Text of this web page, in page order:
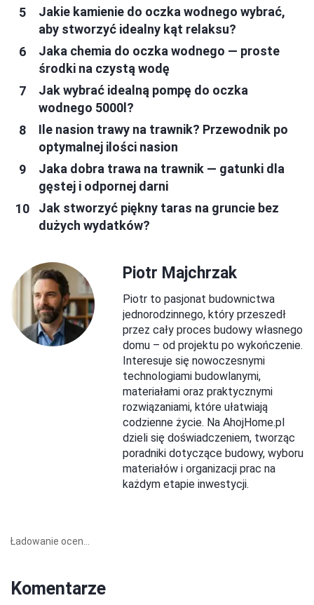
Jakie kamienie do oczka wodnego wybrać,
aby stworzyć idealny kąt relaksu?
Jaka chemia do oczka wodnego — proste
środki na czystą wodę
Jak wybrać idealną pompę do oczka
wodnego 5000l?
Ile nasion trawy na trawnik? Przewodnik po
optymalnej ilości nasion
Jaka dobra trawa na trawnik — gatunki dla
gęstej i odpornej darni
Jak stworzyć piękny taras na gruncie bez
dużych wydatków?
Piotr Majchrzak
Piotr to pasjonat budownictwa
jednorodzinnego, który przeszedł
przez cały proces budowy własnego
domu – od projektu po wykończenie.
Interesuje się nowoczesnymi
technologiami budowlanymi,
materiałami oraz praktycznymi
rozwiązaniami, które ułatwiają
codzienne życie. Na AhojHome.pl
dzieli się doświadczeniem, tworząc
poradniki dotyczące budowy, wyboru
materiałów i organizacji prac na
każdym etapie inwestycji.
Ładowanie ocen...
Komentarze